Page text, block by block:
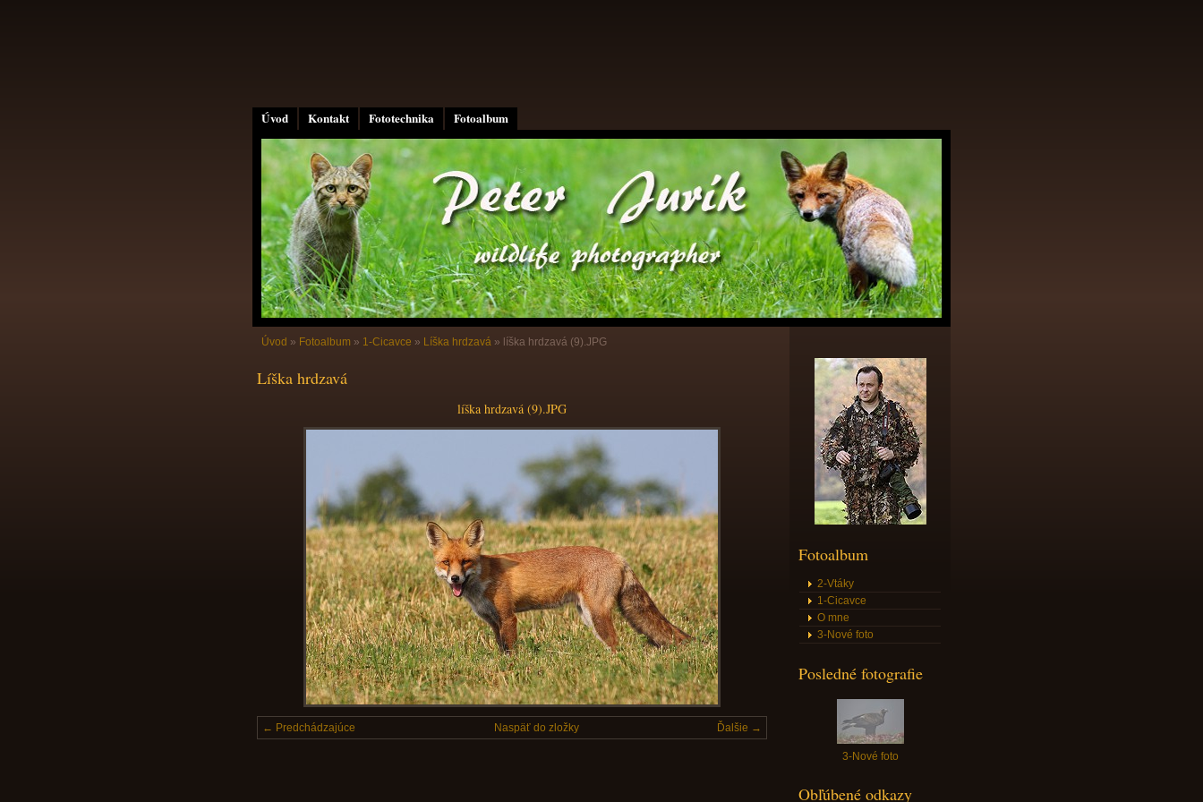
Úvod Kontakt Fototechnika Fotoalbum
Úvod » Fotoalbum » 1-Cicavce » Líška hrdzavá » líška hrdzavá (9).JPG
Líška hrdzavá
líška hrdzavá (9).JPG
← Predchádzajúce Ďalšie →
Naspäť do zložky
Fotoalbum
2-Vtáky
1-Cicavce
O mne
3-Nové foto
Posledné fotografie
3-Nové foto
Obľúbené odkazy